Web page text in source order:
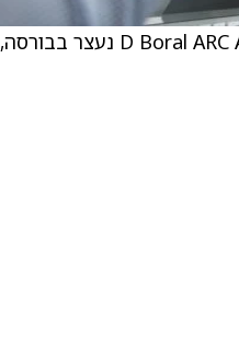
. בשעה 16:24 לפי שעון החוף המזרחי (EST), המסחר במניית D Boral ARC Acquisition I Corp נעצר בבורסה,